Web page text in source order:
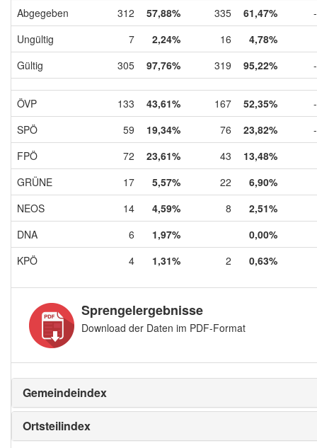
Abgegeben
312 57,88% 335 61,47%
Ungültig
7 2,24% 16
4,78%
Gültig
305 97,76% 319 95,22%
ÖVP 133 43,61% 167 52,35%
SPÖ
59 19,34% 76 23,82%
FPÖ
72 23,61% 43
13,48%
GRÜNE
17 5,57% 22
6,90%
NEOS
14 4,59% 8
2,51%
DNA
6 1,97%
0,00%
KPÖ
4 1,31% 2 0,63%
Sprengelergebnisse
Download der Daten im PDF-Format
Gemeindeindex
Ortsteilindex